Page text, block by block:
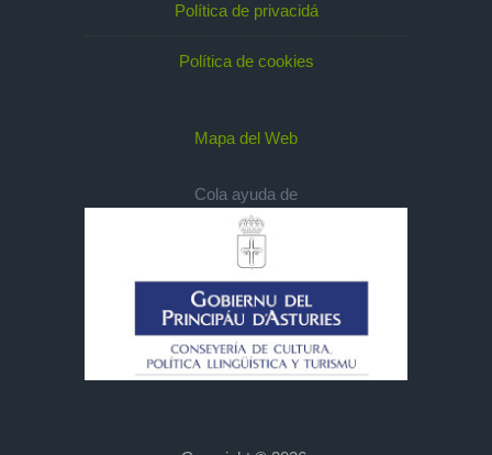
Política de privacidá
Política de cookies
Mapa del Web
Cola ayuda de